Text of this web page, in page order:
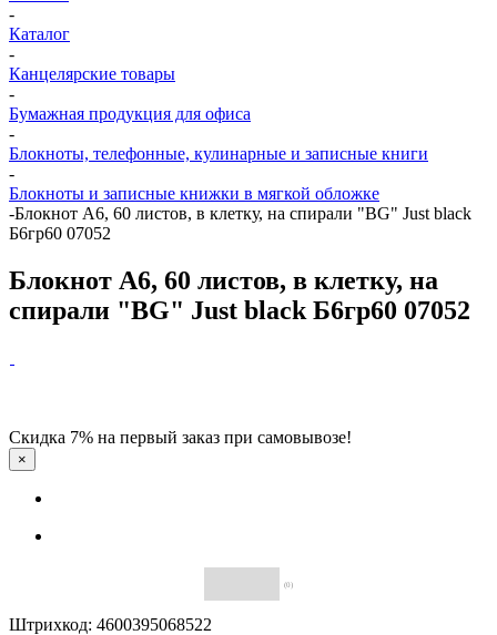
-
Каталог
-
Канцелярские товары
-
Бумажная продукция для офиса
-
Блокноты, телефонные, кулинарные и записные книги
-
Блокноты и записные книжки в мягкой обложке
-Блокнот А6, 60 листов, в клетку, на спирали "BG" Just black
Б6гр60 07052
Блокнот А6, 60 листов, в клетку, на
спирали "BG" Just black Б6гр60 07052
Скидка 7% на первый заказ при самовывозе!
×
(0)
Штрихкод: 4600395068522